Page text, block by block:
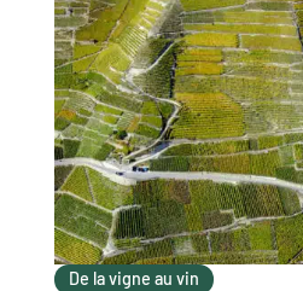
De la vigne au vin